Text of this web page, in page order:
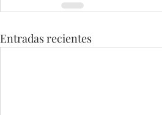
Entradas recientes